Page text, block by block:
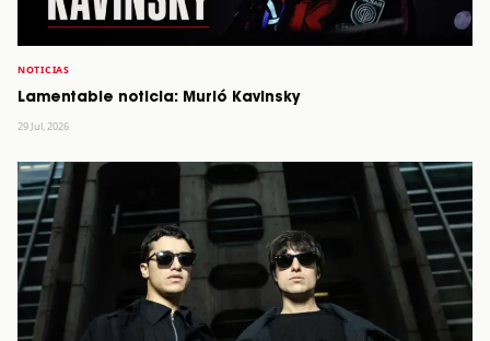
NOTICIAS
Lamentable noticia: Murió Kavinsky
29 Jul, 2026